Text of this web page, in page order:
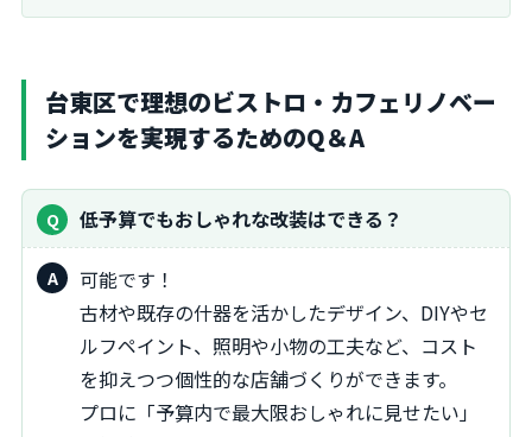
台東区で理想のビストロ・カフェリノベー
ションを実現するためのQ＆A
低予算でもおしゃれな改装はできる？
可能です！
古材や既存の什器を活かしたデザイン、DIYやセ
ルフペイント、照明や小物の工夫など、コスト
を抑えつつ個性的な店舗づくりができます。
プロに「予算内で最大限おしゃれに見せたい」